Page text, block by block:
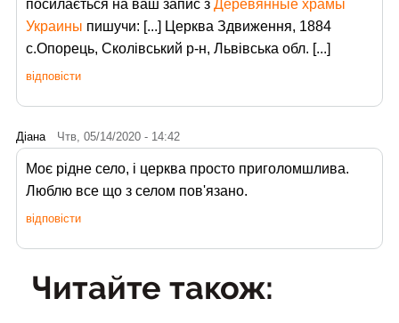
посилається на ваш запис з Деревянные храмы
Украины пишучи: [...] Церква Здвиження, 1884
с.Опорець, Сколівський р-н, Львівська обл. [...]
відповісти
Діана Чтв, 05/14/2020 - 14:42
Моє рідне село, і церква просто приголомшлива.
Люблю все що з селом пов'язано.
відповісти
Читайте також: